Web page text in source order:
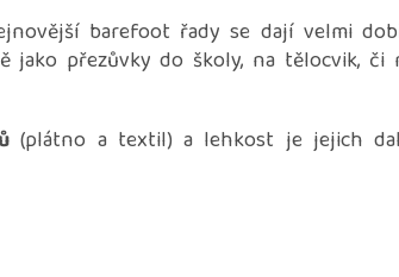
barefoot řady se dají velmi
jako přezůvky do školy, na tělocvik, či
(plátno a textil) a lehkost je jejich